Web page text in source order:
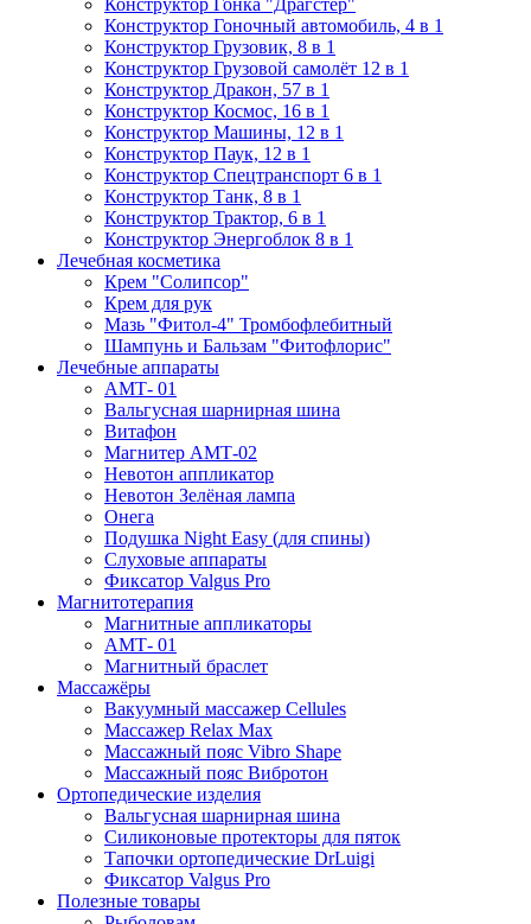
Конструктор Гонка "Драгстер"
Конструктор Гоночный автомобиль, 4 в 1
Конструктор Грузовик, 8 в 1
Конструктор Грузовой самолёт 12 в 1
Конструктор Дракон, 57 в 1
Конструктор Космос, 16 в 1
Конструктор Машины, 12 в 1
Конструктор Паук, 12 в 1
Конструктор Спецтранспорт 6 в 1
Конструктор Танк, 8 в 1
Конструктор Трактор, 6 в 1
Конструктор Энергоблок 8 в 1
Лечебная косметика
Крем "Солипсор"
Крем для рук
Мазь "Фитол-4" Тромбофлебитный
Шампунь и Бальзам "Фитофлорис"
Лечебные аппараты
АМТ- 01
Вальгусная шарнирная шина
Витафон
Магнитер АМТ-02
Невотон аппликатор
Невотон Зелёная лампа
Онега
Подушка Night Easy (для спины)
Слуховые аппараты
Фиксатор Valgus Pro
Магнитотерапия
Магнитные аппликаторы
АМТ- 01
Магнитный браслет
Массажёры
Вакуумный массажер Cellules
Массажер Relax Max
Массажный пояс Vibro Shape
Массажный пояс Вибротон
Ортопедические изделия
Вальгусная шарнирная шина
Силиконовые протекторы для пяток
Тапочки ортопедические DrLuigi
Фиксатор Valgus Pro
Полезные товары